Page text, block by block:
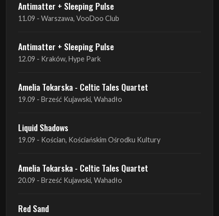
Antimatter + Sleeping Pulse
11.09 - Warszawa, VooDoo Club
Antimatter + Sleeping Pulse
12.09 - Kraków, Hype Park
Amelia Tokarska - Celtic Tales Quartet
19.09 - Brześć Kujawski, Wahadło
Liquid Shadows
19.09 - Kościan, Kościańskim Ośrodku Kultury
Amelia Tokarska - Celtic Tales Quartet
20.09 - Brześć Kujawski, Wahadło
Red Sand